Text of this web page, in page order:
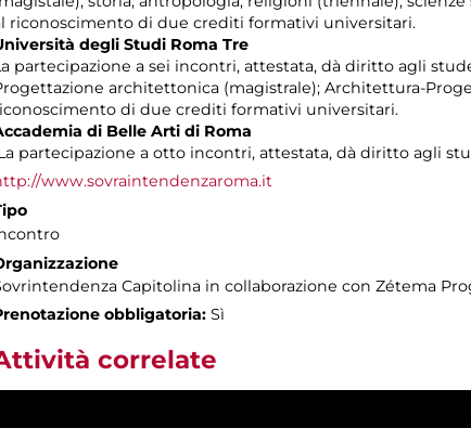
riconoscimento di due crediti formativi universitari.
degli Studi Roma Tre
partecipazione a sei incontri, attestata, dà diritto agli
architettonica (magistrale); Architettura-
di due crediti formativi universitari.
di Belle Arti di Roma
partecipazione a otto incontri, attestata, dà diritto agli
www.sovraintendenzaroma.it
Capitolina in collaborazione con Zétema
obbligatoria: Sì
correlate